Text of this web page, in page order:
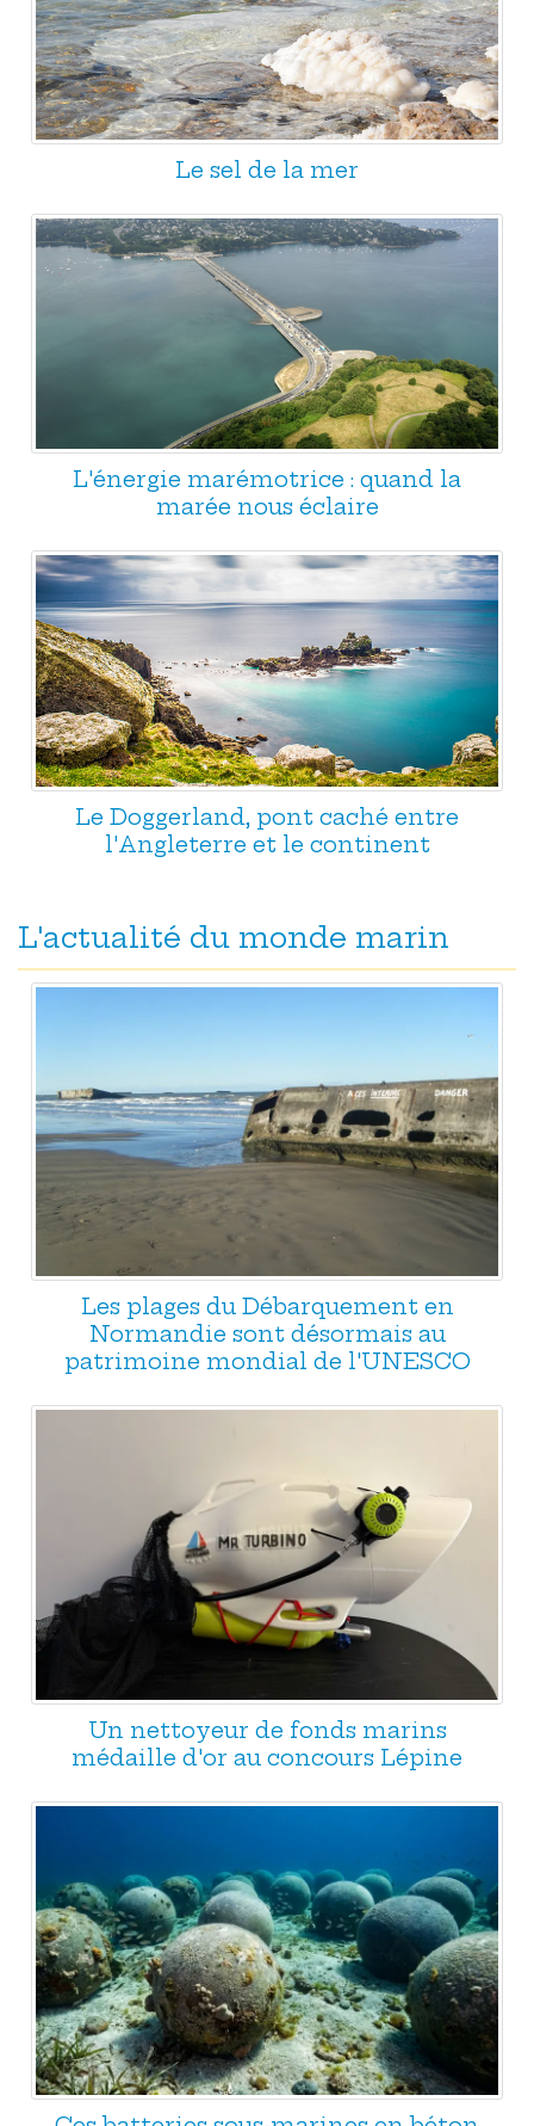
Le sel de la mer
L'énergie marémotrice : quand la
marée nous éclaire
Le Doggerland, pont caché entre
l'Angleterre et le continent
L'actualité du monde marin
Les plages du Débarquement en
Normandie sont désormais au
patrimoine mondial de l'UNESCO
Un nettoyeur de fonds marins
médaille d'or au concours Lépine